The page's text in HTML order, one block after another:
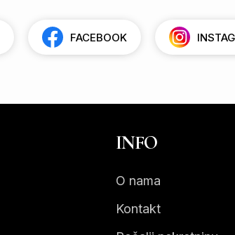
FACEBOOK
INFO
O nama
Kontakt